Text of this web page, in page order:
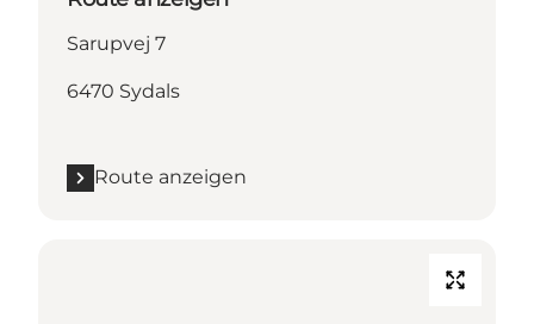
Sarupvej 7
6470 Sydals
Route anzeigen